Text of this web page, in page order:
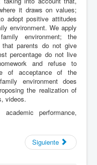
it draws on values;
adopt positive attitudes
environment. We apply
environment; the
parents do not give
percentage do not live
and refuse to
of acceptance of the
environment does
the realization of
videos.
performance,
Siguiente